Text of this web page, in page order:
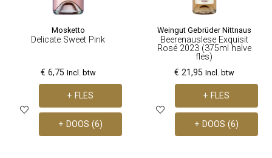
Mosketto
Delicate Sweet Pink
€ 6,75 Incl. btw
+ FLES
+ DOOS (6)
Weingut Gebrüder Nittnaus
Beerenauslese Exquisit
Rosé 2023 (375ml halve
fles)
€ 21,95 Incl. btw
+ FLES
+ DOOS (6)